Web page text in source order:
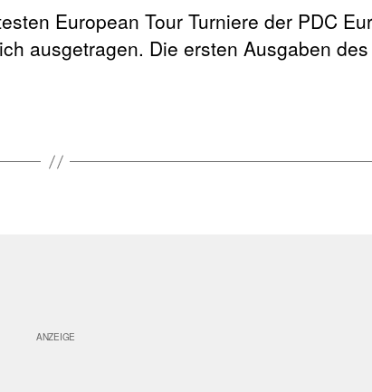
European Tour Turniere der PDC
ausgetragen. Die ersten Ausgaben